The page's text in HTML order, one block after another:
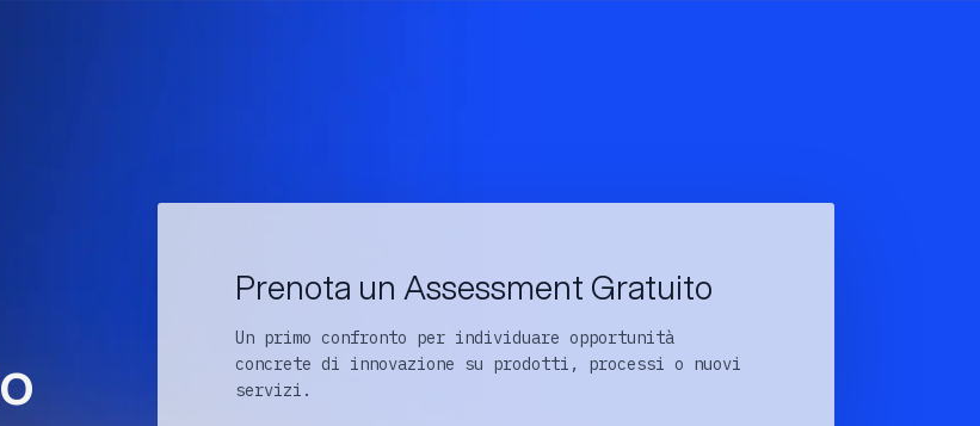
Prenota un Assessment Gratuito
Un primo confronto per individuare opportunità
concrete di innovazione su prodotti, processi o nuovi
servizi.